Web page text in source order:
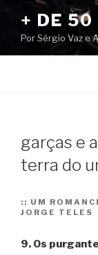
conteúdo
+ DE 50
Por Sérgio Vaz e
garças e
terra do
:: UM
JORGE TELES
9. Os